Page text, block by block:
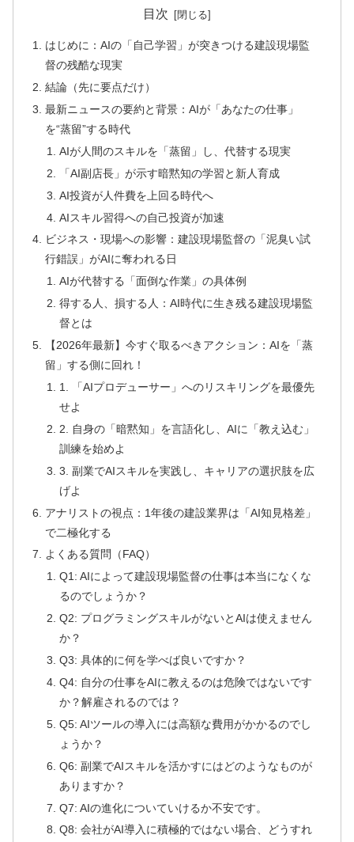
目次
はじめに：AIの「自己学習」が突きつける建設現場監
督の残酷な現実
結論（先に要点だけ）
最新ニュースの要約と背景：AIが「あなたの仕事」
を“蒸留”する時代
AIが人間のスキルを「蒸留」し、代替する現実
「AI副店長」が示す暗黙知の学習と新人育成
AI投資が人件費を上回る時代へ
AIスキル習得への自己投資が加速
ビジネス・現場への影響：建設現場監督の「泥臭い試
行錯誤」がAIに奪われる日
AIが代替する「面倒な作業」の具体例
得する人、損する人：AI時代に生き残る建設現場監
督とは
【2026年最新】今すぐ取るべきアクション：AIを「蒸
留」する側に回れ！
1. 「AIプロデューサー」へのリスキリングを最優先
せよ
2. 自身の「暗黙知」を言語化し、AIに「教え込む」
訓練を始めよ
3. 副業でAIスキルを実践し、キャリアの選択肢を広
げよ
アナリストの視点：1年後の建設業界は「AI知見格差」
で二極化する
よくある質問（FAQ）
Q1: AIによって建設現場監督の仕事は本当になくな
るのでしょうか？
Q2: プログラミングスキルがないとAIは使えません
か？
Q3: 具体的に何を学べば良いですか？
Q4: 自分の仕事をAIに教えるのは危険ではないです
か？解雇されるのでは？
Q5: AIツールの導入には高額な費用がかかるのでし
ょうか？
Q6: 副業でAIスキルを活かすにはどのようなものが
ありますか？
Q7: AIの進化についていけるか不安です。
Q8: 会社がAI導入に積極的ではない場合、どうすれ